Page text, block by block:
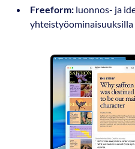
Freeform: luonnos- ja
yhteistyöominaisuuksilla